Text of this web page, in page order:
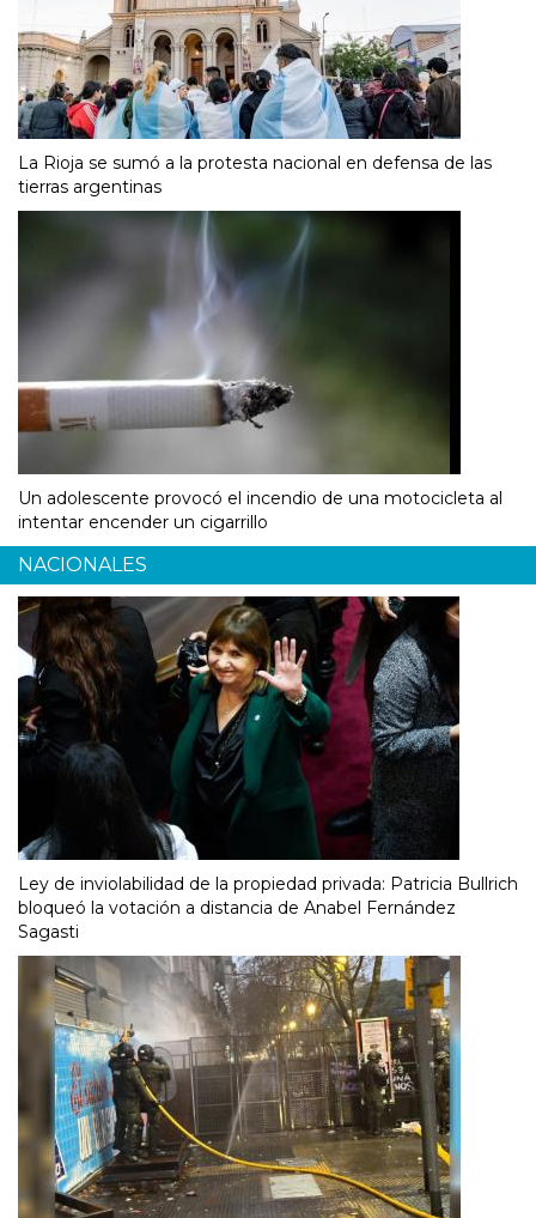
La Rioja se sumó a la protesta nacional en defensa de las
tierras argentinas
Un adolescente provocó el incendio de una motocicleta al
intentar encender un cigarrillo
NACIONALES
Ley de inviolabilidad de la propiedad privada: Patricia Bullrich
bloqueó la votación a distancia de Anabel Fernández
Sagasti